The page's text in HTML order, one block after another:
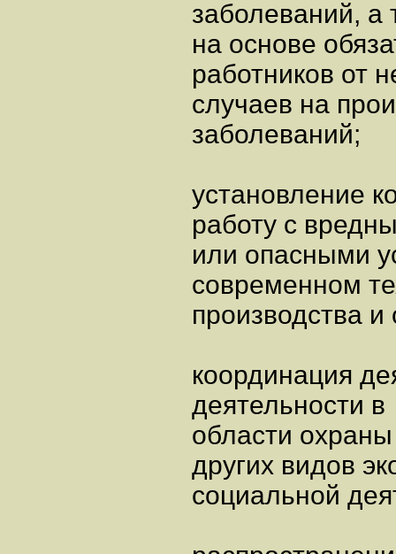
заболеваний, а
на основе
работников от
случаев на
заболеваний;
установление
работу с
или опасными
современном
производства и
координация
деятельности в
области
других видов
социальной